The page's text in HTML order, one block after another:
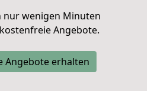
nur wenigen Minuten
Angebote.
Angebote erhalten